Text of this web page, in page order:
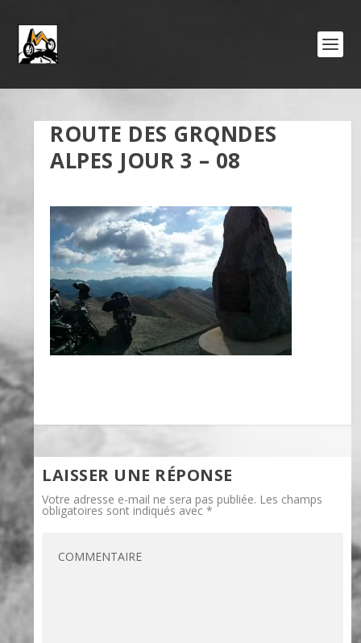
ROUTE DES GRQNDES
ALPES JOUR 3 – 08
LAISSER UNE RÉPONSE
Votre adresse e-mail ne sera pas publiée. Les champs
obligatoires sont indiqués avec*